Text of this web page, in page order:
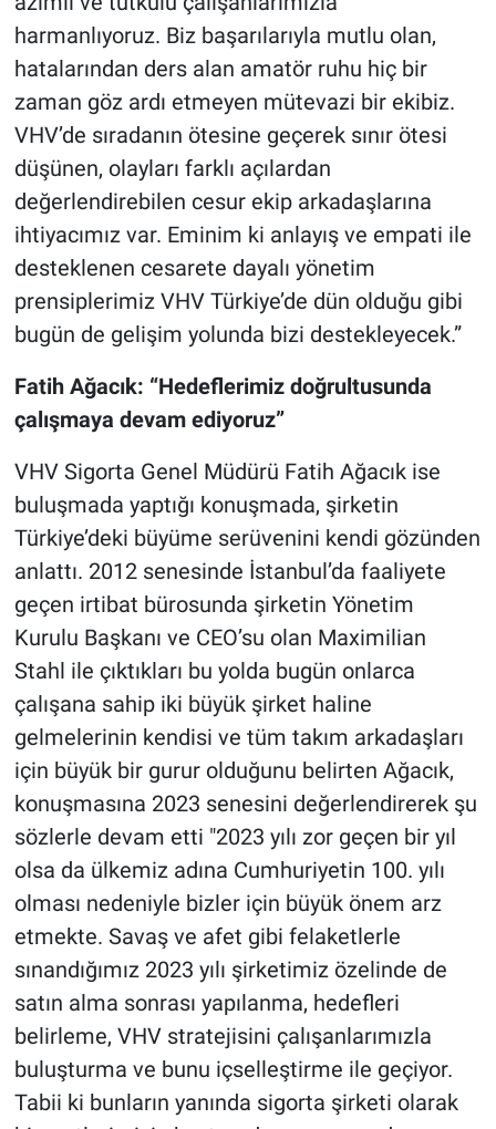
harmanlıyoruz. Biz başarılarıyla mutlu olan,
hatalarından ders alan amatör ruhu hiç bir
zaman göz ardı etmeyen mütevazi bir ekibiz.
VHV’de sıradanın ötesine geçerek sınır ötesi
düşünen, olayları farklı açılardan
değerlendirebilen cesur ekip arkadaşlarına
ihtiyacımız var. Eminim ki anlayış ve empati ile
desteklenen cesarete dayalı yönetim
prensiplerimiz VHV Türkiye’de dün olduğu gibi
bugün de gelişim yolunda bizi destekleyecek.”
Fatih Ağacık: “Hedeflerimiz doğrultusunda
çalışmaya devam ediyoruz”
VHV Sigorta Genel Müdürü Fatih Ağacık ise
buluşmada yaptığı konuşmada, şirketin
Türkiye’deki büyüme serüvenini kendi gözünden
anlattı. 2012 senesinde İstanbul’da faaliyete
geçen irtibat bürosunda şirketin Yönetim
Kurulu Başkanı ve CEO’su olan Maximilian
Stahl ile çıktıkları bu yolda bugün onlarca
çalışana sahip iki büyük şirket haline
gelmelerinin kendisi ve tüm takım arkadaşları
için büyük bir gurur olduğunu belirten Ağacık,
konuşmasına 2023 senesini değerlendirerek şu
sözlerle devam etti "2023 yılı zor geçen bir yıl
olsa da ülkemiz adına Cumhuriyetin 100. yılı
olması nedeniyle bizler için büyük önem arz
etmekte. Savaş ve afet gibi felaketlerle
sınandığımız 2023 yılı şirketimiz özelinde de
satın alma sonrası yapılanma, hedefleri
belirleme, VHV stratejisini çalışanlarımızla
buluşturma ve bunu içselleştirme ile geçiyor.
Tabii ki bunların yanında sigorta şirketi olarak